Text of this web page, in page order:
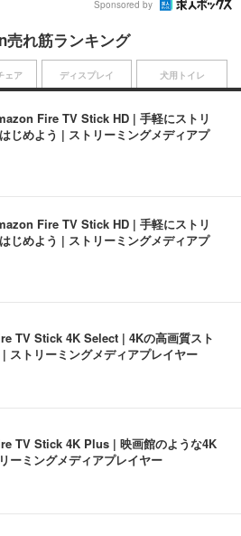
Sponsored by
売れ筋ランキング
Fire TV Stick HD | 手軽にストリ
じめよう | ストリーミングメディアプ
Fire TV Stick HD | 手軽にストリ
じめよう | ストリーミングメディアプ
TV Stick 4K Select | 4Kの高画質スト
| ストリーミングメディアプレイヤー
TV Stick 4K Plus | 映画館のような4K
ーミングメディアプレイヤー
ェア ディスプレイ 犬用トイレ